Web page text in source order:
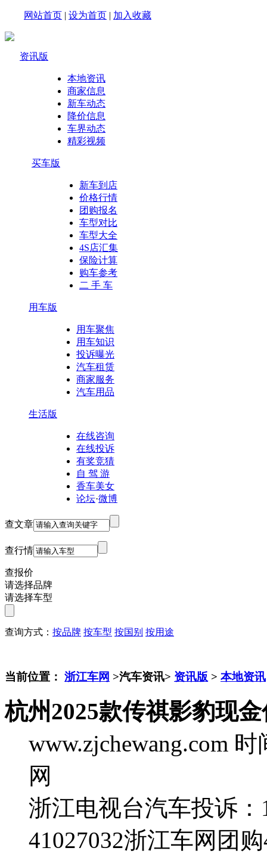
网站首页 | 设为首页 | 加入收藏
资讯版
本地资讯
商家信息
新车动态
降价信息
车界动态
精彩视频
买车版
新车到店
价格行情
团购报名
车型对比
车型大全
4S店汇集
保险计算
购车参考
二 手 车
用车版
用车聚焦
用车知识
投诉曝光
汽车租赁
商家服务
汽车用品
生活版
在线咨询
在线投诉
有奖竞猜
自 驾 游
香车美女
论坛·微博
查文章
查行情
查报价
请选择品牌
请选择车型
查询方式： 按品牌 按车型 按国别 按用途
当前位置： 浙江车网 >汽车资讯> 资讯版 > 本地资讯
杭州2025款传祺影豹现
www.zjchewang.com 时
网
浙江电视台汽车投诉：
41027032浙江车网团